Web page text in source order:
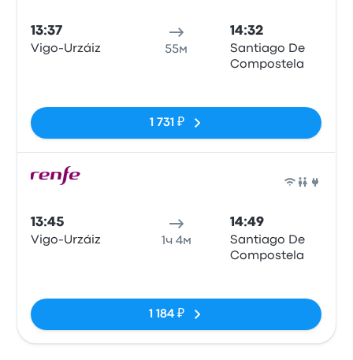
13:37
Vigo-Urzáiz 55м
14:32
Santiago De
Compostela
1 731 ₽
13:45
Vigo-Urzáiz 1ч 4м
14:49
Santiago De
Compostela
1 184 ₽